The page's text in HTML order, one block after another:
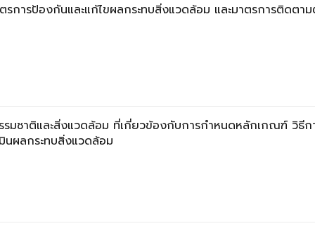
การป้องกันและแก้ไขผลกระทบสิ่งแวดล้อม และมาตรการติดตา
รมชาติและสิ่งแวดล้อม ที่เกี่ยวข้องกับการกำหนดหลักเกณฑ์ วิธี
นผลกระทบสิ่งแวดล้อม